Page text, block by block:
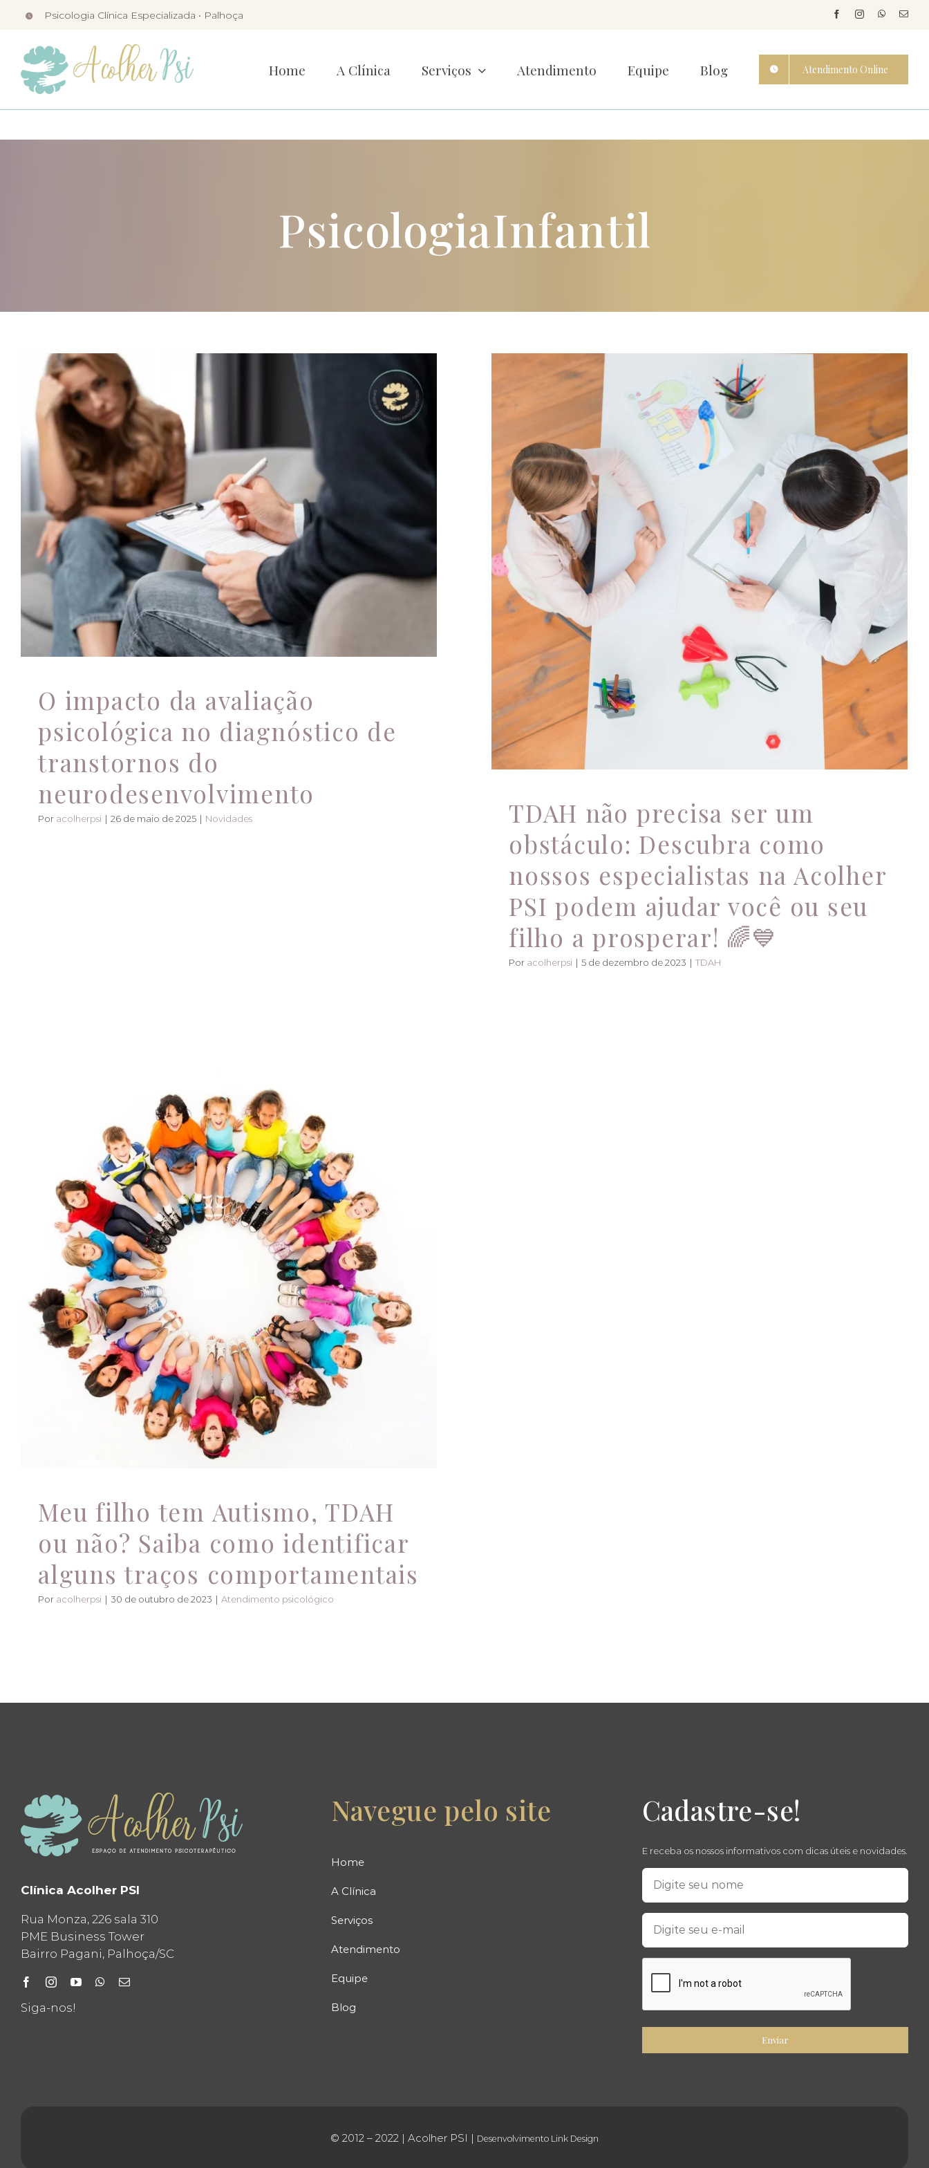
Psicologia Clínica Especializada • Palhoça
Home A Clínica Serviços Atendimento Equipe Blog Atendimento Online
PsicologiaInfantil
O impacto da avaliação psicológica
no diagnóstico de transtornos do
neurodesenvolvimento
O impacto da avaliação
psicológica no diagnóstico de
transtornos do
neurodesenvolvimento
Por acolherpsi | 26 de maio de 2025 | Novidades
TDAH não precisa ser um
obstáculo: Descubra como nossos
especialistas na Acolher PSI podem
ajudar você ou seu filho a
prosperar! 🌈💙
TDAH
TDAH não precisa ser um
obstáculo: Descubra como
nossos especialistas na Acolher
PSI podem ajudar você ou seu
filho a prosperar! 🌈💙
Por acolherpsi | 5 de dezembro de 2023 | TDAH
Meu filho tem Autismo, TDAH ou
não? Saiba como identificar alguns
traços comportamentais
Atendimento psicológico
Meu filho tem Autismo, TDAH
ou não? Saiba como identificar
alguns traços comportamentais
Por acolherpsi | 30 de outubro de 2023 | Atendimento psicológico
Clínica Acolher PSI
Rua Monza, 226 sala 310
PME Business Tower
Bairro Pagani, Palhoça/SC
Siga-nos!
Navegue pelo site
Home
A Clínica
Serviços
Atendimento
Equipe
Blog
Cadastre-se!
E receba os nossos informativos com dicas úteis e novidades.
© 2012 – 2022 | Acolher PSI | Desenvolvimento Link Design